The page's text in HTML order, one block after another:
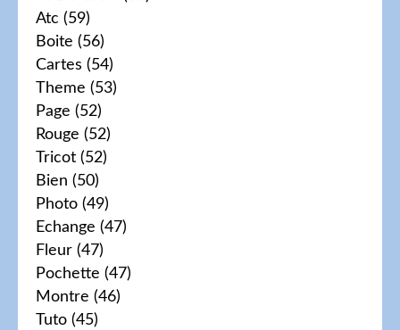
Atc (59)
Boite (56)
Cartes (54)
Theme (53)
Page (52)
Rouge (52)
Tricot (52)
Bien (50)
Photo (49)
Echange (47)
Fleur (47)
Pochette (47)
Montre (46)
Tuto (45)